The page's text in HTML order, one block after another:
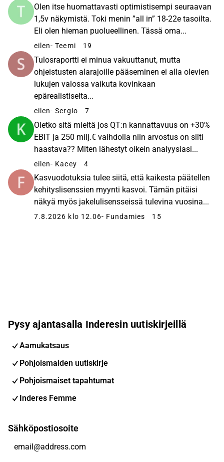
Olen itse huomattavasti optimistisempi seuraavan
1,5v näkymistä. Toki menin ”all in” 18-22e tasoilta.
Eli olen hieman puolueellinen. Tässä oma...
eilen- Teemi 19
Tulosraportti ei minua vakuuttanut, mutta
ohjeistusten alarajoille pääseminen ei alla olevien
lukujen valossa vaikuta kovinkaan
epärealistiselta...
eilen- Sergio 7
Oletko sitä mieltä jos QT:n kannattavuus on +30%
EBIT ja 250 milj.€ vaihdolla niin arvostus on silti
haastava?? Miten lähestyt oikein analyysiasi...
eilen- Kacey 4
Kasvuodotuksia tulee siitä, että kaikesta päätellen
kehityslisenssien myynti kasvoi. Tämän pitäisi
näkyä myös jakelulisensseissä tulevina vuosina...
7.8.2026 klo 12.06- Fundamies 15
Pysy ajantasalla Inderesin uutiskirjeillä
Aamukatsaus
Pohjoismaiden uutiskirje
Pohjoismaiset tapahtumat
Inderes Femme
Sähköpostiosoite